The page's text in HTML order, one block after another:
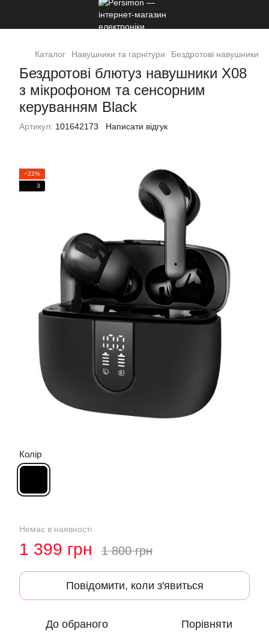
Каталог Навушники та гарнітури Бездротові навушники
Бездротові блютуз навушники X08
з мікрофоном та сенсорним
керуванням Black
Артикул: 101642173 Написати відгук
−22%
3
Колір
Немає в наявності
1 399 грн 1 800 грн
Повідомити, коли з'явиться
До обраного Порівняти